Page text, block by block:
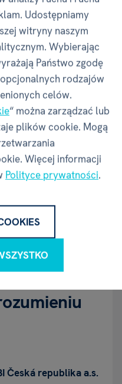
ALBI
8590228082046
Česká republika a.s.
Udostępniamy
witryny naszym
Wybierając
Państwo zgodę
rodzajów
celów.
“ można zarządzać lub
plików cookie. Mogą
Więcej informacji
Polityce prywatności.